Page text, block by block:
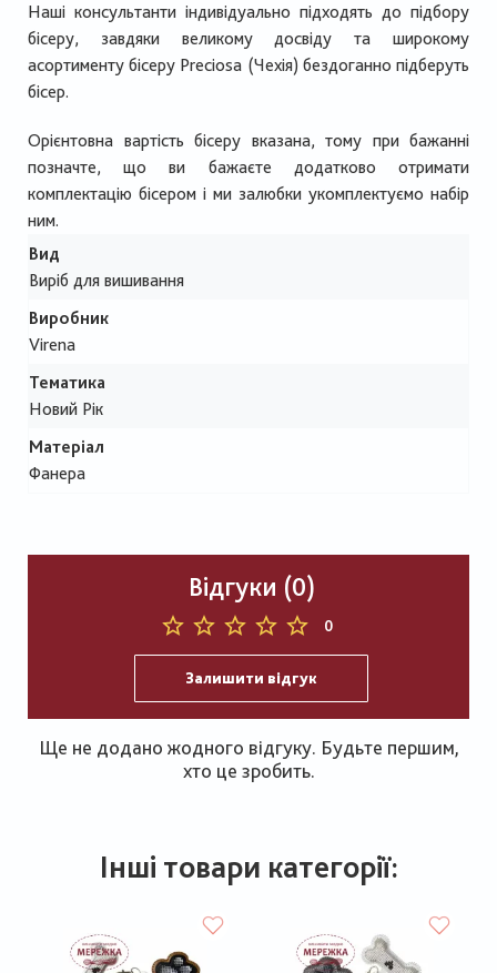
Наші консультанти індивідуально підходять до підбору
бісеру, завдяки великому досвіду та широкому
асортименту бісеру Preciosa (Чехія) бездоганно підберуть
бісер.
Орієнтовна вартість бісеру вказана, тому при бажанні
позначте, що ви бажаєте додатково отримати
комплектацію бісером і ми залюбки укомплектуємо набір
ним.
Вид
Виріб для вишивання
Виробник
Virena
Тематика
Новий Рік
Матеріал
Фанера
Відгуки (0)
0
Залишити відгук
Ще не додано жодного відгуку. Будьте першим,
хто це зробить.
Інші товари категорії: